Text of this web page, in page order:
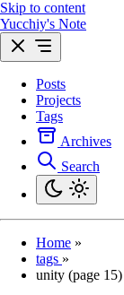
Skip to content
Yucchiy's Note
Posts
Projects
Tags
Archives
Search
Home »
tags »
unity (page 15)